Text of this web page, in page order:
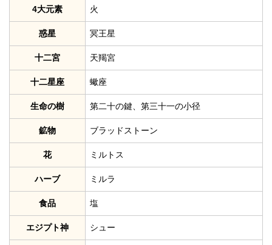
4大元素 火
惑星 冥王星
十二宮 天羯宮
十二星座 蠍座
生命の樹 第二十の鍵、第三十一の小径
鉱物 ブラッドストーン
花 ミルトス
ハーブ ミルラ
食品 塩
エジプト神 シュー